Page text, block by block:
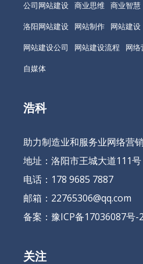
公司网站建设 商业思维 商业智慧
洛阳网站建设
网站制作 网站建设
网站建设公司
网站建设流程 网络
自媒体
浩科
助力制造业和服务业网络营
地址：洛阳市王城大道111号
电话：178 9685 7887
邮箱：22765306@qq.com
备案： 豫ICP备17036087号-
关注